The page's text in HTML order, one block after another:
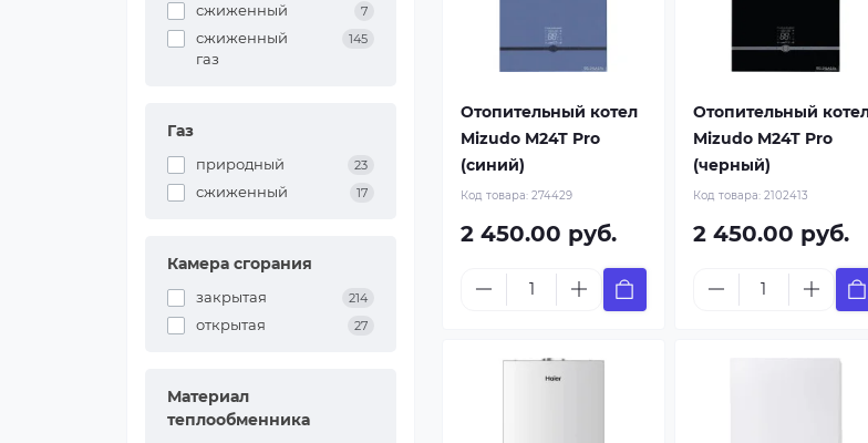
сжиженный 7
сжиженный
газ
145
Газ
природный 23
сжиженный 17
Камера сгорания
закрытая 214
открытая 27
Материал
теплообменника
Отопительный котел
Mizudo M24T Pro
(синий)
Код товара: 274429
2 450.00 руб.
Отопительный
Mizudo M24T Pro
(черный)
Код товара: 2102413
2 450.00 руб.